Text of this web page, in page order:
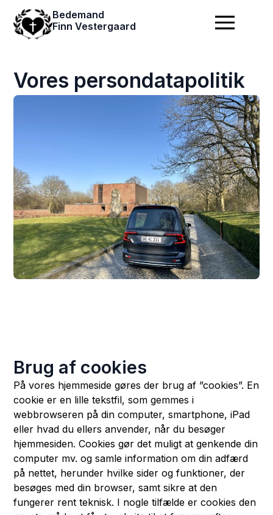
Bedemand
Finn Vestergaard
Vores persondatapolitik
Brug af cookies
På vores hjemmeside gøres der brug af ”cookies”. En
cookie er en lille tekstfil, som gemmes i
webbrowseren på din computer, smartphone, iPad
eller hvad du ellers anvender, når du besøger
hjemmesiden. Cookies gør det muligt at genkende din
computer mv. og samle information om din adfærd
på nettet, herunder hvilke sider og funktioner, der
besøges med din browser, samt sikre at den
fungerer rent teknisk. I nogle tilfælde er cookies den